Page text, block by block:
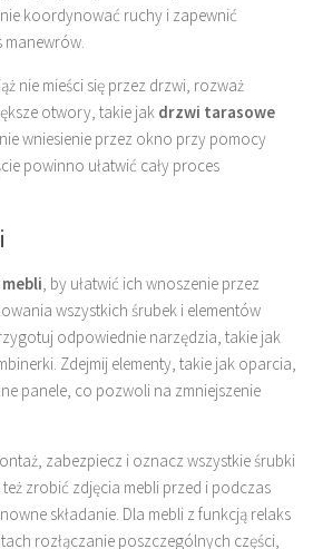
koordynować ruchy i zapewnić
nie mieści się przez drzwi, rozważ
otwory, takie jak drzwi tarasowe
wniesienie przez okno przy pomocy
powinno ułatwić cały proces
, by ułatwić ich wnoszenie przez
wszystkich śrubek i elementów
odpowiednie narzędzia, takie jak
Zdejmij elementy, takie jak oparcia,
panele, co pozwoli na zmniejszenie
zabezpiecz i oznacz wszystkie śrubki
zrobić zdjęcia mebli przed i podczas
składanie. Dla mebli z funkcją relaks
rozłączanie poszczególnych części,